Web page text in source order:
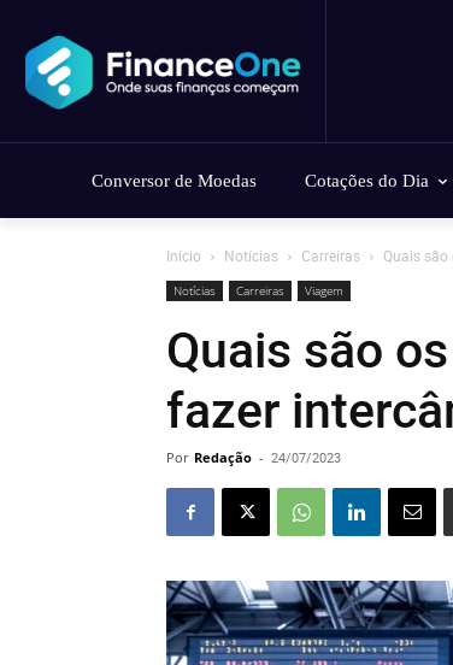
Conversor de Moedas Cotações do Dia
Início Notícias Carreiras Quais
Notícias Carreiras Viagem
Quais são
fazer
Por Redação - 24/07/2023